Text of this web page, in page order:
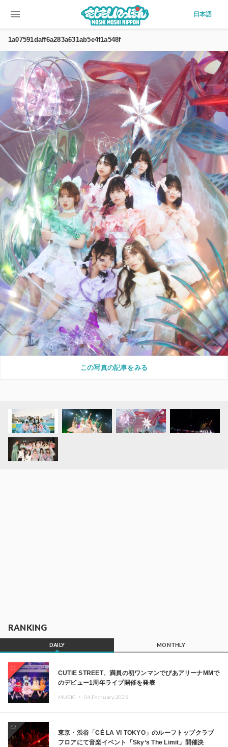
menu 日本語
1a07591daff6a283a631ab5e4f1a548f
この写真の記事をみる
RANKING
DAILY MONTHLY
01
CUTIE STREET、満員の初ワンマンでぴあアリーナMMで
のデビュー1周年ライブ開催を発表
MUSIC ・ 04.February.2025
02
東京・渋谷「CÉ LA VI TOKYO」のルーフトップクラブ
フロアにて音楽イベント「Sky‘s The Limit」開催決